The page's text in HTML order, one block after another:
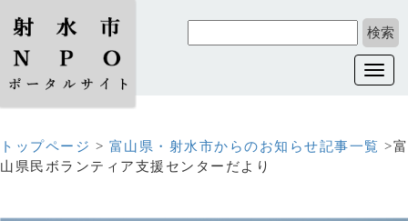
トップページ > 富山県・射水市からのお知らせ記事一覧 >富
山県民ボランティア支援センターだより